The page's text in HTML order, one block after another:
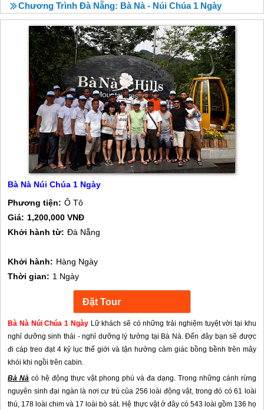
Chương Trình Đà Nẵng: Bà Nà - Núi Chúa 1 Ngày
Bà Nà Núi Chúa 1 Ngày
Phương tiện: Ô Tô
Giá: 1,200,000 VNĐ
Khởi hành từ: Đà Nẵng
Khởi hành: Hàng Ngày
Thời gian: 1 Ngày
Bà Nà Núi Chúa 1 Ngày Lữ khách sẽ có những trải nghiệm tuyệt vời tại khu
nghỉ dưỡng sinh thái - nghỉ dưỡng lý tưởng tại Bà Nà. Đến đây bạn sẽ được
đi cáp treo đạt 4 kỷ lục thế giới và tận hưởng cảm giác bồng bềnh trên mây
khói khi ngồi trên cabin.
Bà Nà có hệ động thực vật phong phú và đa dạng. Trong những cánh rừng
nguyên sinh đại ngàn là nơi cư trú của 256 loài động vật, trong đó có 61 loài
thú, 178 loài chim và 17 loài bò sát. Hệ thực vật ở đây có 543 loài gồm 136 họ